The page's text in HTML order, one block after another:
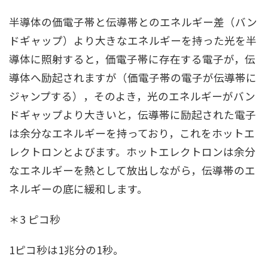
半導体の価電子帯と伝導帯とのエネルギー差（バン
ドギャップ）より大きなエネルギーを持った光を半
導体に照射すると，価電子帯に存在する電子が，伝
導体へ励起されますが（価電子帯の電子が伝導帯に
ジャンプする），そのよき，光のエネルギーがバン
ドギャップより大きいと，伝導帯に励起された電子
は余分なエネルギーを持っており，これをホットエ
レクトロンとよびます。ホットエレクトロンは余分
なエネルギーを熱として放出しながら，伝導帯のエ
ネルギーの底に緩和します。
＊3 ピコ秒
1ピコ秒は1兆分の1秒。